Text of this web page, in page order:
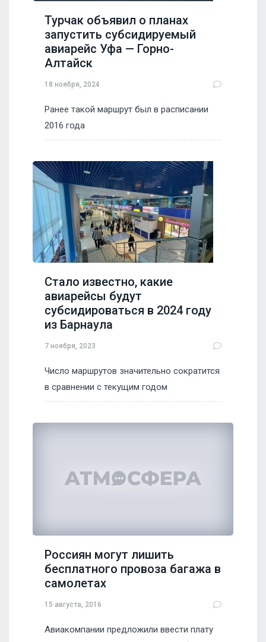
Турчак объявил о планах
запустить субсидируемый
авиарейс Уфа — Горно-
Алтайск
18 ноября, 2024
Ранее такой маршрут был в расписании
2016 года
Стало известно, какие
авиарейсы будут
субсидироваться в 2024 году
из Барнаула
7 ноября, 2023
Число маршрутов значительно сократится
в сравнении с текущим годом
Россиян могут лишить
бесплатного провоза багажа в
самолетах
15 августа, 2016
Авиакомпании предложили ввести плату